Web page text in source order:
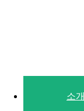
소개